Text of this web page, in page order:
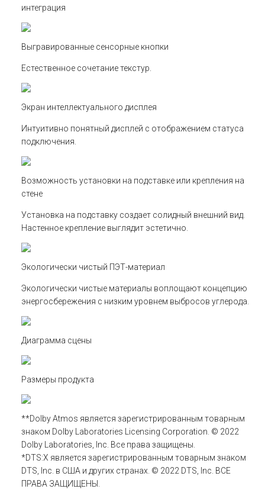
интеграция
Выгравированные сенсорные кнопки
Естественное сочетание текстур.
Экран интеллектуального дисплея
Интуитивно понятный дисплей с отображением статуса
подключения.
Возможность установки на подставке или крепления на
стене
Установка на подставку создает солидный внешний вид.
Настенное крепление выглядит эстетично.
Экологически чистый ПЭТ-материал
Экологически чистые материалы воплощают концепцию
энергосбережения с низким уровнем выбросов углерода.
Диаграмма сцены
Размеры продукта
**Dolby Atmos является зарегистрированным товарным
знаком Dolby Laboratories Licensing Corporation. © 2022
Dolby Laboratories, Inc. Все права защищены.
*DTS:X является зарегистрированным товарным знаком
DTS, Inc. в США и других странах. © 2022 DTS, Inc. ВСЕ
ПРАВА ЗАЩИЩЕНЫ.